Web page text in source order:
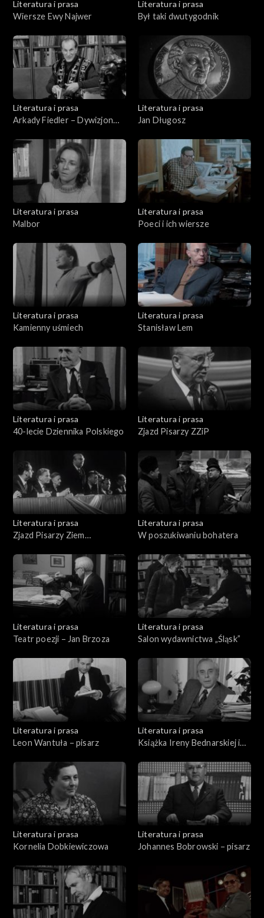
Literatura i prasa
Wiersze Ewy Najwer
Literatura i prasa
Był taki dwutygodnik
Literatura i prasa
Arkady Fiedler – Dywizjon
Literatura i prasa
Jan Długosz
Literatura i prasa
Malbor
Literatura i prasa
Poeci i ich wiersze
Literatura i prasa
Kamienny uśmiech
Literatura i prasa
Stanisław Lem
Literatura i prasa
40-lecie Dziennika Polskiego
Literatura i prasa
Zjazd Pisarzy ZZiP
Literatura i prasa
Zjazd Pisarzy Ziem
Literatura i prasa
W poszukiwaniu bohatera
Literatura i prasa
Teatr poezji – Jan Brzoza
Literatura i prasa
Salon wydawnictwa „Śląsk”
Literatura i prasa
Leon Wantuła – pisarz
Literatura i prasa
Książka Ireny Bednarskiej i
Literatura i prasa
Kornelia Dobkiewiczowa
Literatura i prasa
Johannes Bobrowski – pisarz